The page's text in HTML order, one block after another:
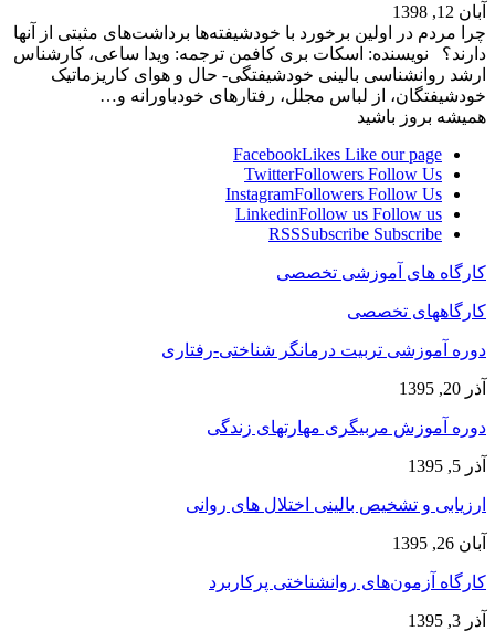
آبان 12, 1398
چرا مردم در اولین برخورد با خودشیفته‌ها برداشت‌های مثبتی از آنها
دارند؟ نویسنده: اسکات بری کافمن ترجمه: ویدا ساعی، کارشناس
ارشد روانشناسی بالینی خودشیفتگی- حال و هوای کاریزماتیک
خودشیفتگان، از لباس مجلل، رفتارهای خودباورانه و…
همیشه بروز باشید
FacebookLikes Like our page
TwitterFollowers Follow Us
InstagramFollowers Follow Us
LinkedinFollow us Follow us
RSSSubscribe Subscribe
کارگاه های آموزشی تخصصی
کارگاههای تخصصی
دوره آموزشی تربیت درمانگر شناختی-رفتاری
آذر 20, 1395
دوره آموزش مربیگری مهارتهای زندگی
آذر 5, 1395
ارزیابی و تشخیص بالینی اختلال های روانی
آبان 26, 1395
کارگاه آزمون‌های روانشناختی پرکاربرد
آذر 3, 1395